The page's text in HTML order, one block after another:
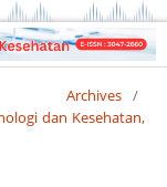
Archives /
dan Kesehatan,